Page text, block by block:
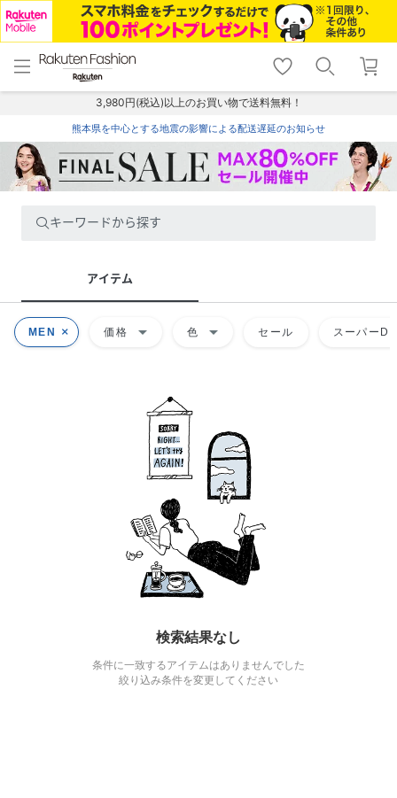
menu home
トップ
shopping_cart lock_outline
ログイン
3,980円(税込)以上のお買い物で送料無料！
熊本県を中心とする地震の影響による配送遅延のお知らせ
キーワードから探す
アイテム
MEN 価格 arrow_drop_down 色 arrow_drop_down セール スーパー
検索結果なし
条件に一致するアイテムはありませんでした
絞り込み条件を変更してください